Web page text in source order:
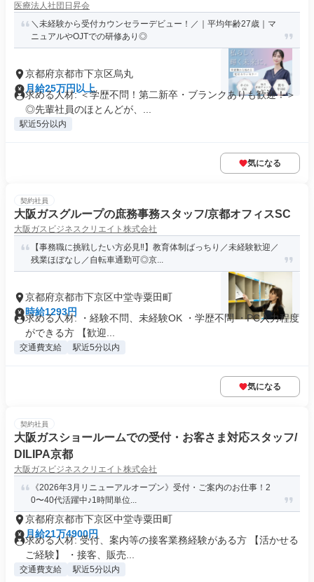
医療法人社団日昇会
＼未経験から受付カウンセラーデビュー！／｜平均年齢27歳｜マ
ニュアルやOJTでの研修あり◎
京都府京都市下京区烏丸
月給25万円以上
求める人材: ＜学歴不問！第二新卒・ブランクありも歓迎！＞
◎先輩社員のほとんどが、...
駅近5分以内
気になる
契約社員
大阪ガスグループの庶務事務スタッフ/京都オフィスSC
大阪ガスビジネスクリエイト株式会社
【事務職に挑戦したい方必見‼】教育体制ばっちり／未経験歓迎／
残業ほぼなし／自転車通勤可◎京...
京都府京都市下京区中堂寺粟田町
時給1293円
求める人材: ・経験不問、未経験OK ・学歴不問 ・PC入力程度
ができる方 【歓迎...
交通費支給 駅近5分以内
気になる
契約社員
大阪ガスショールームでの受付・お客さま対応スタッフ/
DILIPA京都
大阪ガスビジネスクリエイト株式会社
《2026年3月リニューアルオープン》受付・ご案内のお仕事！2
0〜40代活躍中♪1時間単位...
京都府京都市下京区中堂寺粟田町
月給21万4900円
求める人材: 受付、案内等の接客業務経験がある方 【活かせる
ご経験】 ・接客、販売...
交通費支給 駅近5分以内